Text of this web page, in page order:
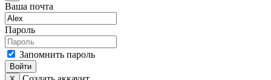
Ваша почта
Пароль
Запомнить пароль
Войти